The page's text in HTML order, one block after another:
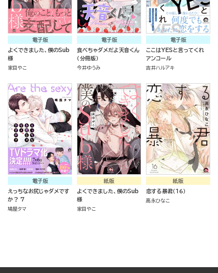
電子版
よくできました、僕のSub
様
家目やこ
電子版
食べちゃダメだよ天音くん
（分冊版）
今井ゆうみ
電子版
ここはYESと言ってくれ
アンコール
吉井ハルアキ
電子版
えっちなお尻じゃダメです
か？ 7
鳩屋タマ
紙版
よくできました、僕のSub
様
家目やこ
紙版
恋する暴君（１６）
高永ひなこ